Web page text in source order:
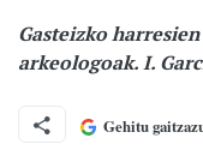
Gasteizko
arkeologoak. I.
Gehitu